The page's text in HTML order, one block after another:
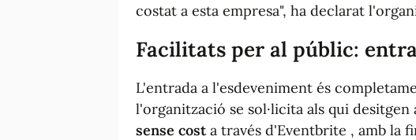
costat a esta empresa", ha declarat
Facilitats per al públic:
L'entrada a l'esdeveniment és
l'organització se sol·licita als qui
sense costa través d'Eventbrite , amb la